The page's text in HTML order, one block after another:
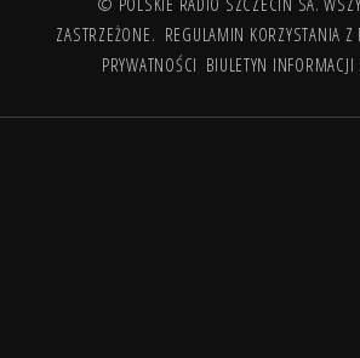
ZASTRZEŻONE. REGULAMIN KORZYSTANIA Z
PRYWATNOŚCI BIULETYN INFORMACJI